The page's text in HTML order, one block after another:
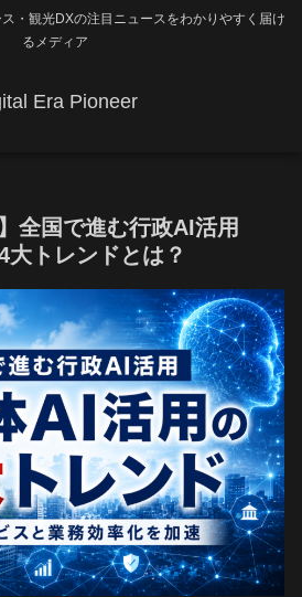
・観光DXの注目ニュースをわかりやすく届け
るメディア
Era Pioneer
】全国で進む行政AI活用
大トレンドとは？